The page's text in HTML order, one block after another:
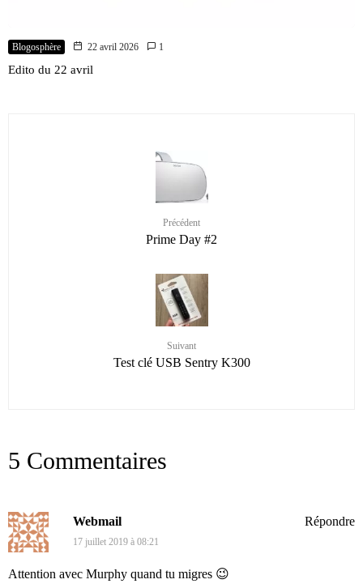
Blogosphère 22 avril 2026 1
Edito du 22 avril
Précédent
Prime Day #2
Suivant
Test clé USB Sentry K300
5 Commentaires
Webmail
17 juillet 2019 à 08:21
Attention avec Murphy quand tu migres 😉
Répondre